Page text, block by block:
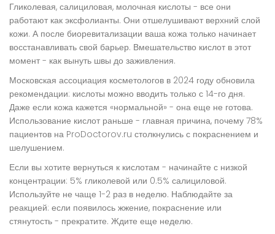
Гликолевая, салициловая, молочная кислоты - все они
работают как эксфолианты. Они отшелушивают верхний слой
кожи. А после биоревитализации ваша кожа только начинает
восстанавливать свой барьер. Вмешательство кислот в этот
момент - как вынуть швы до заживления.
Московская ассоциация косметологов в 2024 году обновила
рекомендации: кислоты можно вводить только с 14-го дня.
Даже если кожа кажется «нормальной» - она еще не готова.
Использование кислот раньше - главная причина, почему 78%
пациентов на ProDoctorov.ru столкнулись с покраснением и
шелушением.
Если вы хотите вернуться к кислотам - начинайте с низкой
концентрации: 5% гликолевой или 0.5% салициловой.
Используйте не чаще 1-2 раз в неделю. Наблюдайте за
реакцией: если появилось жжение, покраснение или
стянутость - прекратите. Ждите еще неделю.